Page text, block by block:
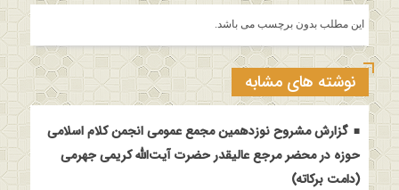
این مطلب بدون برچسب می باشد.
نوشته های مشابه
گزارش مشروح نوزدهمین مجمع عمومی انجمن کلام اسلامی
حوزه در محضر مرجع عالیقدر حضرت آیت‌الله کریمی جهرمی
(دامت برکاته)